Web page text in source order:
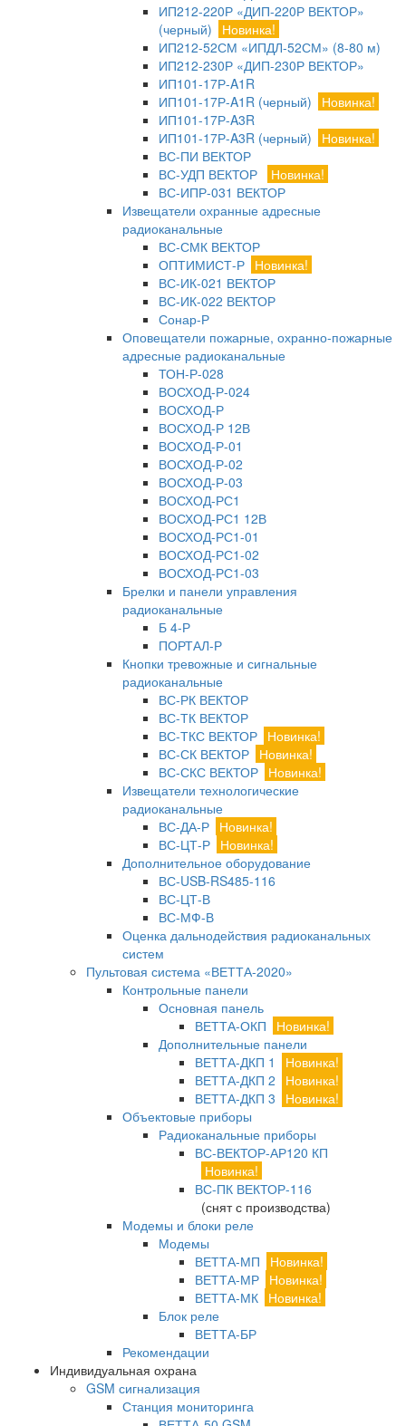
ИП212-220Р «ДИП-220Р ВЕКТОР»
(черный)
Новинка!
ИП212-52СМ «ИПДЛ-52СМ» (8-80 м)
ИП212-230Р «ДИП-230Р ВЕКТОР»
ИП101-17Р-A1R
ИП101-17Р-A1R (черный)
Новинка!
ИП101-17Р-A3R
ИП101-17Р-A3R (черный)
Новинка!
ВС-ПИ ВЕКТОР
ВС-УДП ВЕКТОР
Новинка!
ВС-ИПР-031 ВЕКТОР
Извещатели охранные адресные
радиоканальные
ВС-СМК ВЕКТОР
ОПТИМИСТ-Р Новинка!
ВС-ИК-021 ВЕКТОР
ВС-ИК-022 ВЕКТОР
Сонар-Р
Оповещатели пожарные, охранно-пожарные
адресные радиоканальные
ТОН-Р-028
ВОСХОД-Р-024
ВОСХОД-Р
ВОСХОД-Р 12В
ВОСХОД-Р-01
ВОСХОД-Р-02
ВОСХОД-Р-03
ВОСХОД-РС1
ВОСХОД-РС1 12В
ВОСХОД-РС1-01
ВОСХОД-РС1-02
ВОСХОД-РС1-03
Брелки и панели управления
радиоканальные
Б 4-Р
ПОРТАЛ-Р
Кнопки тревожные и сигнальные
радиоканальные
ВС-РК ВЕКТОР
ВС-ТК ВЕКТОР
ВС-ТКС ВЕКТОР Новинка!
ВС-СК ВЕКТОР Новинка!
ВС-СКС ВЕКТОР Новинка!
Извещатели технологические
радиоканальные
ВС-ДА-Р Новинка!
ВС-ЦТ-Р Новинка!
Дополнительное оборудование
ВС-USB-RS485-116
ВС-ЦТ-В
ВС-МФ-В
Оценка дальнодействия радиоканальных
систем
Пультовая система «ВЕТТА-2020»
Контрольные панели
Основная панель
ВЕТТА-ОКП
Новинка!
Дополнительные панели
ВЕТТА-ДКП 1
Новинка!
ВЕТТА-ДКП 2
Новинка!
ВЕТТА-ДКП 3
Новинка!
Объектовые приборы
Радиоканальные приборы
ВС-ВЕКТОР-АР120 КП
Новинка!
ВС-ПК ВЕКТОР-116
(снят с производства)
Модемы и блоки реле
Модемы
ВЕТТА-МП
Новинка!
ВЕТТА-МР Новинка!
ВЕТТА-МК Новинка!
Блок реле
ВЕТТА-БР
Рекомендации
Индивидуальная охрана
GSM сигнализация
Станция мониторинга